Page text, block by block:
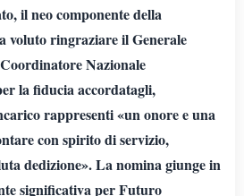
il neo componente della
voluto ringraziare il Generale
Nazionale
la fiducia accordatagli,
rappresenti «un onore e una
con spirito di servizio,
dedizione». La nomina giunge in
significativa per Futuro